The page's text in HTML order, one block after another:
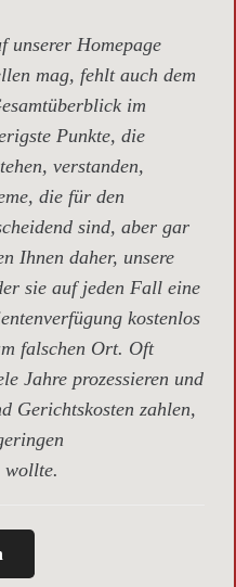
unserer Homepage
mag, fehlt auch dem
im
Punkte, die
verstanden,
die für den
sind, aber gar
Ihnen daher, unsere
sie auf jeden Fall eine
kostenlos
falschen Ort. Oft
Jahre prozessieren und
Gerichtskosten zahlen,
wollte.